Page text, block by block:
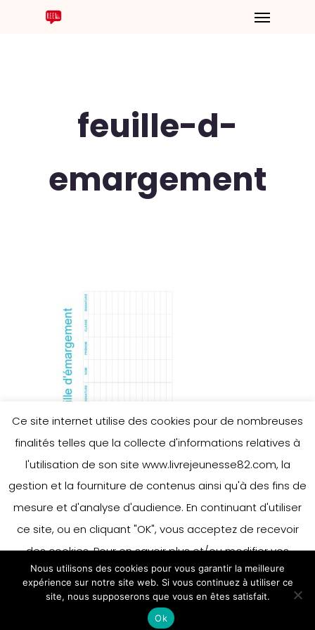
feuille-d-
emargement
Ce site internet utilise des cookies pour de nombreuses
finalités telles que la collecte d'informations relatives à
l'utilisation de son site www.livrejeunesse82.com, la
gestion et la fourniture de contenus ainsi qu'à des fins de
mesure et d'analyse d'audience. En continuant d'utiliser
ce site, ou en cliquant "OK", vous acceptez de recevoir
des cookies. Pour en savoir plus et/ou modifier vos
préférences en matière de cookies, merci de vous référer
à notre politique sur les cookies.
Accepter
En savoir plus
Nous utilisons des cookies pour vous garantir la meilleure
expérience sur notre site web. Si vous continuez à utiliser ce
site, nous supposerons que vous en êtes satisfait.
Ok